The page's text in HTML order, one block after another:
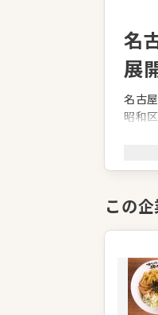
名
展
名古
昭和
創業
のさ
業種／
事業内
代表者
この